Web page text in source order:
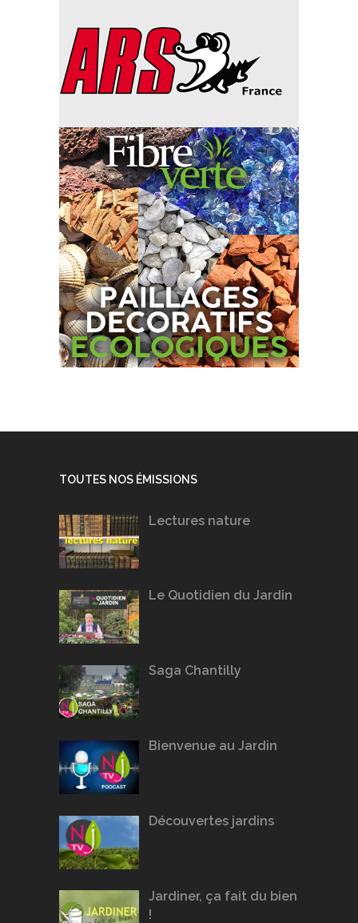
TOUTES NOS ÉMISSIONS
Lectures nature
Le Quotidien du Jardin
Saga Chantilly
Bienvenue au Jardin
Découvertes jardins
Jardiner, ça fait du bien
!